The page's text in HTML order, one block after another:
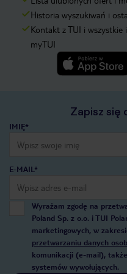
Historia wyszukiwań i
Kontakt z TUI i wszystkie
myTUI
Zapisz się
IMIĘ*
E-MAIL*
Wyrażam zgodę na
Poland Sp. z o.o. i TUI
marketingowych, w
przetwarzaniu danych
komunikacji (e-mail),
systemów wywołujących.